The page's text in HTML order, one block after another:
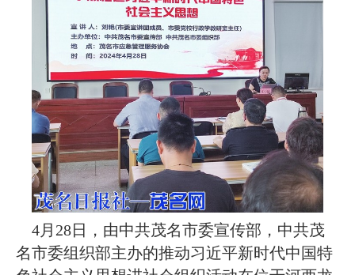
4月28日，由中共茂名市委宣传部，中共茂
名市委组织部主办的推动习近平新时代中国特